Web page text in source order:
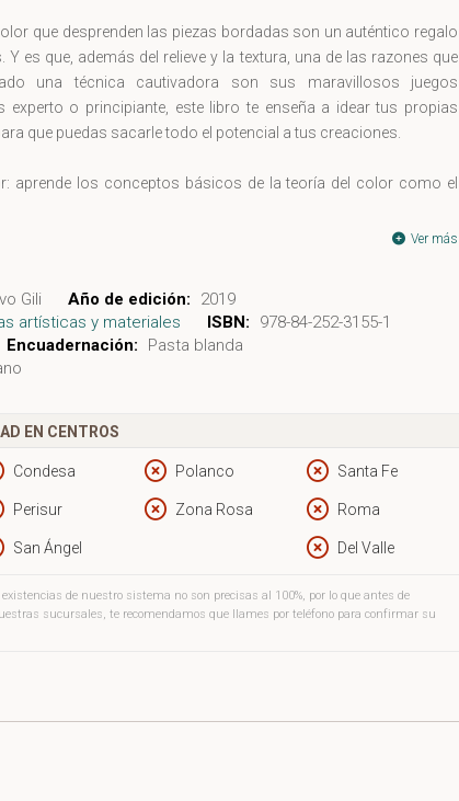
que desprenden las piezas bordadas son un auténtico regalo
Y es que, además del relieve y la textura, una de las razones que
una técnica cautivadora son sus maravillosos juegos
experto o principiante, este libro te enseña a idear tus propias
que puedas sacarle todo el potencial a tus creaciones.
aprende los conceptos básicos de la teoría del color como el
paletas: entrena tu ojo para identificar aquellos colores que
y asociaciones, y diseña tus propias cartas creando paletas
todo en práctica y con plantillas y patrones, elabora cinco bellos
Ver más
Gili Año de edición:
2019
artísticas y materiales ISBN:
978-84-252-3155-1
Encuadernación:
Pasta blanda
EN CENTROS
Condesa Polanco Santa Fe
Perisur Zona Rosa Roma
San Ángel Del Valle
existencias de nuestro sistema no son precisas al 100%, por lo que antes de
sucursales, te recomendamos que llames por teléfono para confirmar su